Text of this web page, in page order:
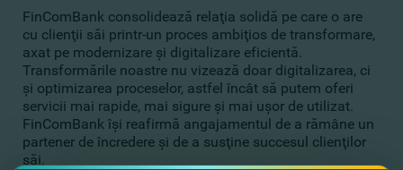
FinComBank consolidează relaţia solidă pe care o are
cu clienţii săi printr-un proces ambiţios de transformare,
axat pe modernizare şi digitalizare eficientă.
Transformările noastre nu vizează doar digitalizarea, ci
şi optimizarea proceselor, astfel încât să putem oferi
servicii mai rapide, mai sigure şi mai uşor de utilizat.
FinComBank îşi reafirmă angajamentul de a rămâne un
partener de încredere şi de a susţine succesul clienţilor
săi.